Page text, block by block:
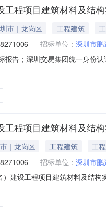
工程项目建筑材料及结
市｜龙岗区 工程建筑
招标单位： 深圳市
报告；深圳交易集团统一身份
368271006招标项目名称：
工程项目建筑材料及结
｜龙岗区 工程建筑
工程
招标单位： 深圳市
建设工程项目建筑材料及结
）建设工程项目建筑材料及结